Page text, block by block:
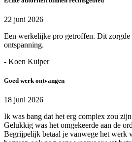
22 juni 2026
Een werkelijke pro getroffen. Dit zorgde
ontspanning.
- Koen Kuiper
Goed werk ontvangen
18 juni 2026
Ik was bang dat het erg complex zou
Gelukkig was het omgekeerde aan de
Begrijpelijk betaal je vanwege het werk